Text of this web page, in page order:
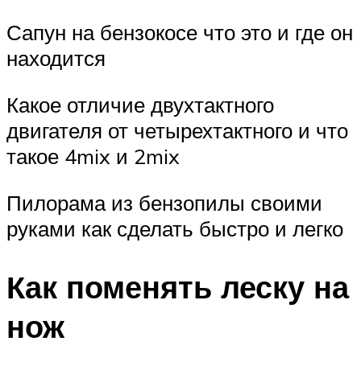
Сапун на бензокосе что это и где он
находится
Какое отличие двухтактного
двигателя от четырехтактного и что
такое 4mix и 2mix
Пилорама из бензопилы своими
руками как сделать быстро и легко
Как поменять леску на
нож